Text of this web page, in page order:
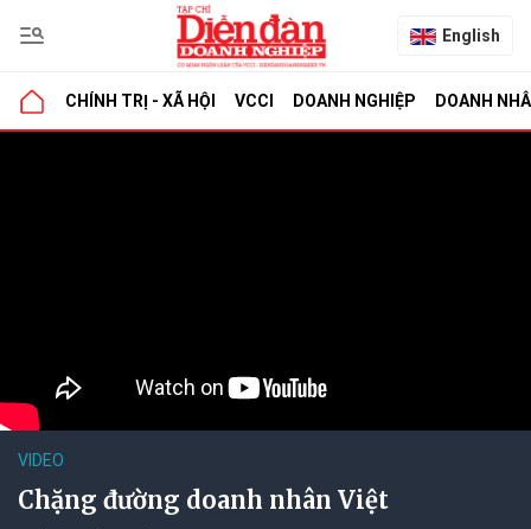
English
CHÍNH TRỊ - XÃ HỘI VCCI DOANH NGHIỆP DOANH
VIDEO
Chặng đường doanh nhân Việt